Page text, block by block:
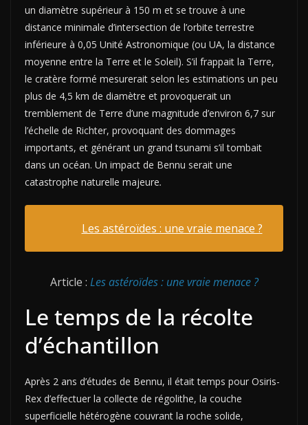
un diamètre supérieur à 150 m et se trouve à une
distance minimale d’intersection de l’orbite terrestre
inférieure à 0,05 Unité Astronomique (ou UA, la distance
moyenne entre la Terre et le Soleil). S’il frappait la Terre,
le cratère formé mesurerait selon les estimations un peu
plus de 4,5 km de diamètre et provoquerait un
tremblement de Terre d’une magnitude d’environ 6,7 sur
l’échelle de Richter, provoquant des dommages
importants, et générant un grand tsunami s’il tombait
dans un océan. Un impact de Bennu serait une
catastrophe naturelle majeure.
Les astéroïdes : une vraie menace ?
Article : Les astéroïdes : une vraie menace ?
Le temps de la récolte
d’échantillon
Après 2 ans d’études de Bennu, il était temps pour Osiris-
Rex d’effectuer la collecte de régolithe, la couche
superficielle hétérogène couvrant la roche solide,